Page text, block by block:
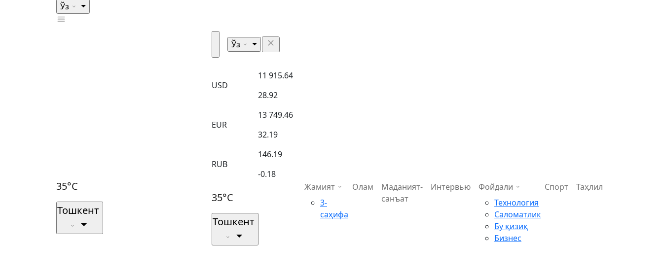
Ўз
35°C
Тошкент
Ўз
USD
11 915.64
28.92
EUR
13 749.46
32.19
RUB
146.19
-0.18
35°C
Тошкент
Жамият
3-
саҳифа
Олам
Маданият-
санъат
Интервью
Фойдали
Технология
Саломатлик
Бу қизиқ
Бизнес
Спорт Таҳлил